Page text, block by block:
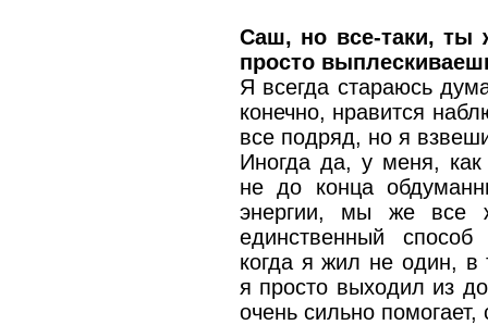
Саш, но все-таки, ты
просто
Я всегда стараюсь
конечно, нравится
все подряд, но я
Иногда да, у меня,
не до конца
энергии, мы же все
единственный
когда я жил не один,
я просто выходил из
очень сильно